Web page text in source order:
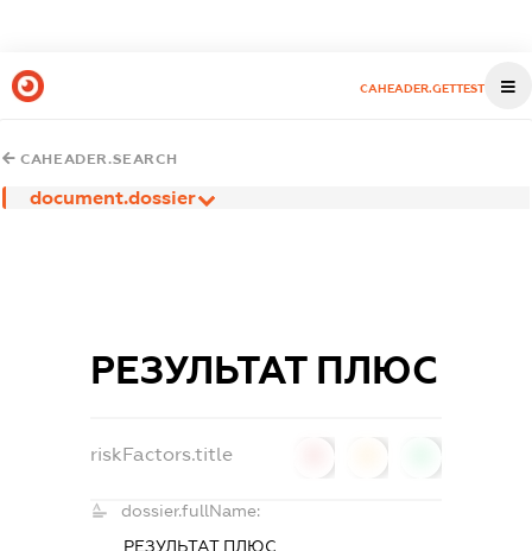
CAHEADER.GETTEST
CAHEADER.SEARCH
document.dossier
РЕЗУЛЬТАТ ПЛЮС
riskFactors.title
dossier.fullName:
РЕЗУЛЬТАТ ПЛЮС